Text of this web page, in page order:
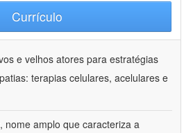
Currículo
e velhos atores para estratégias
terapias celulares, acelulares e
nome amplo que caracteriza a